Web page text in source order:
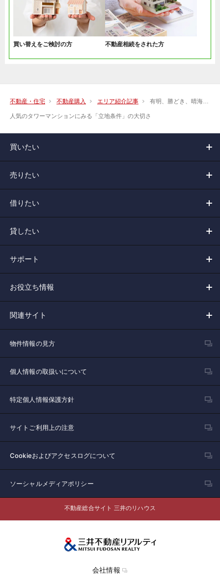
買い替えをご検討の方 不動産相続をされた方
不動産・住宅 不動産購入 エリア紹介記事 有明、勝どき、晴海…
人気のタワーマンションにみる「立地条件」の大切さ
買いたい
売りたい
借りたい
貸したい
サポート
お役立ち情報
関連サイト
物件情報の見方
個人情報の取扱いについて
特定個人情報保護方針
サイトご利用上の注意
Cookieおよびアクセスログについて
ソーシャルメディアポリシー
不動産総合サイト 三井のリハウス
会社情報